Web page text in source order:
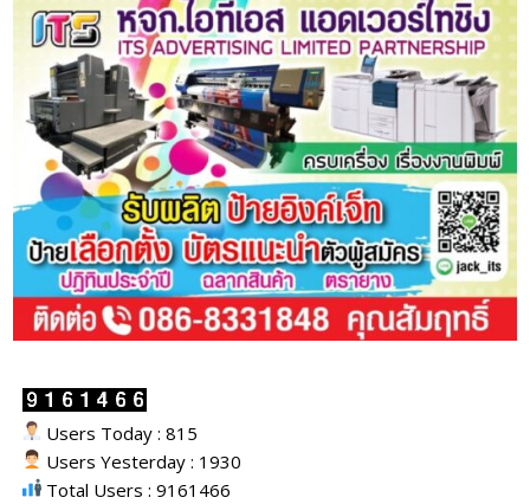
Users Today : 815
Users Yesterday : 1930
Total Users : 9161466